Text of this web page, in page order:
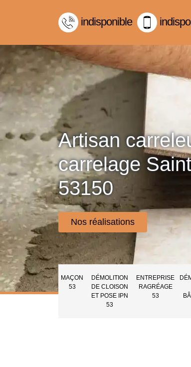
indisponible
Artisan
carrelage
53150
Nos réalisations
MAÇON
53
DÉMOLITION
DE CLOISON
ET POSE IPN
53
ENTREPRISE
RAGRÉAGE
53